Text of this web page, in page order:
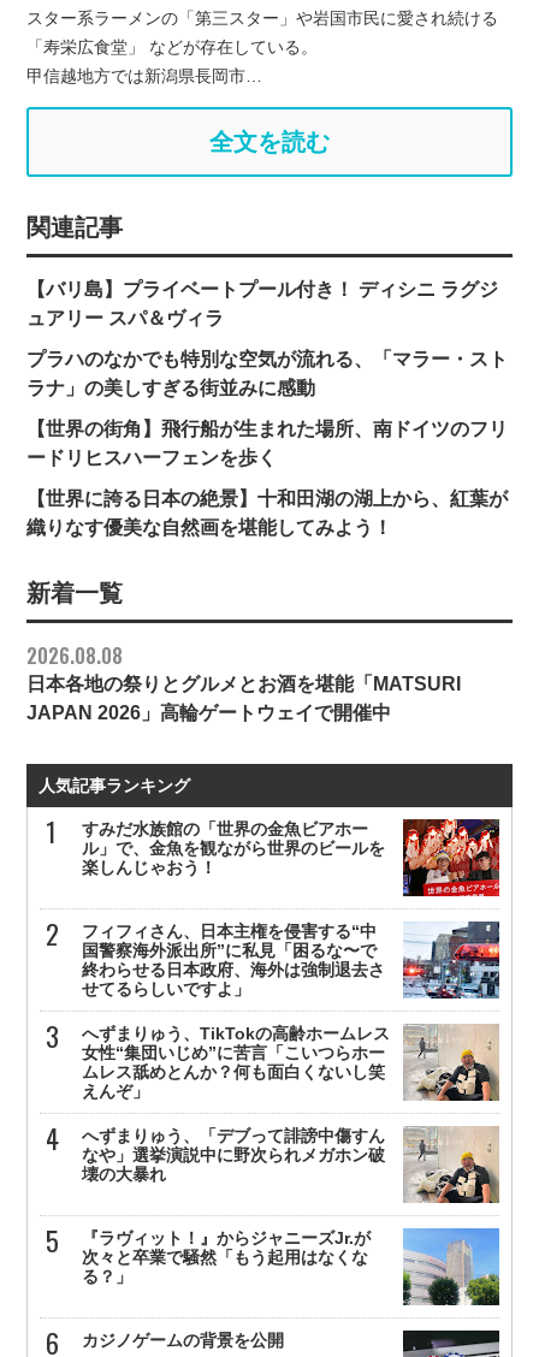
スター系ラーメンの「第三スター」や岩国市民に愛され続ける
「寿栄広食堂」 などが存在している。
甲信越地方では新潟県長岡市…
全文を読む
関連記事
【バリ島】プライベートプール付き！ ディシニ ラグジ
ュアリー スパ＆ヴィラ
プラハのなかでも特別な空気が流れる、「マラー・スト
ラナ」の美しすぎる街並みに感動
【世界の街角】飛行船が生まれた場所、南ドイツのフリ
ードリヒスハーフェンを歩く
【世界に誇る日本の絶景】十和田湖の湖上から、紅葉が
織りなす優美な自然画を堪能してみよう！
新着一覧
2026.08.08
日本各地の祭りとグルメとお酒を堪能「MATSURI
JAPAN 2026」高輪ゲートウェイで開催中
人気記事ランキング
すみだ水族館の「世界の金魚ビアホー
ル」で、金魚を観ながら世界のビールを
楽しんじゃおう！
フィフィさん、日本主権を侵害する“中
国警察海外派出所”に私見「困るな〜で
終わらせる日本政府、海外は強制退去さ
せてるらしいですよ」
へずまりゅう、TikTokの高齢ホームレス
女性“集団いじめ”に苦言「こいつらホー
ムレス舐めとんか？何も面白くないし笑
えんぞ」
へずまりゅう、「デブって誹謗中傷すん
なや」選挙演説中に野次られメガホン破
壊の大暴れ
『ラヴィット！』からジャニーズJr.が
次々と卒業で騒然「もう起用はなくな
る？」
カジノゲームの背景を公開